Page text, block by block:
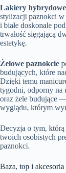
Lakiery hybrydowe
stylizacji paznokci w
i białe doskonale
trwałość sięgającą
estetykę.
Żelowe paznokcie
budujących, które
Dzięki temu
tygodni, odporny
oraz żele budujące
wyglądu, którym
Decyzja o tym,
twoich osobistych
paznokci.
Baza, top i